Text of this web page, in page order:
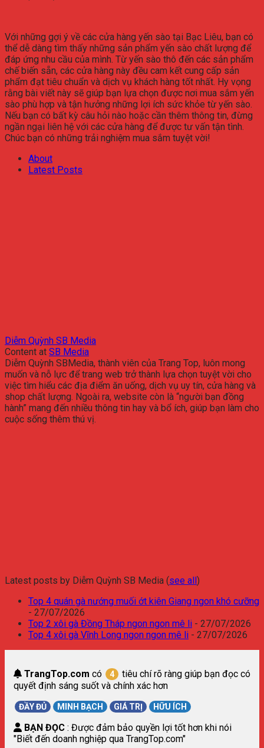
Với những gợi ý về các cửa hàng yến sào tại Bạc Liêu, bạn có
thể dễ dàng tìm thấy những sản phẩm yến sào chất lượng để
đáp ứng nhu cầu của mình. Từ yến sào thô đến các sản phẩm
chế biến sẵn, các cửa hàng này đều cam kết cung cấp sản
phẩm đạt tiêu chuẩn và dịch vụ khách hàng tốt nhất. Hy vọng
rằng bài viết này sẽ giúp bạn lựa chọn được nơi mua sắm yến
sào phù hợp và tận hưởng những lợi ích sức khỏe từ yến sào.
Nếu bạn có bất kỳ câu hỏi nào hoặc cần thêm thông tin, đừng
ngần ngại liên hệ với các cửa hàng để được tư vấn tận tình.
Chúc bạn có những trải nghiệm mua sắm tuyệt vời!
About
Latest Posts
Diễm Quỳnh SB Media
Content at SB Media
Diễm Quỳnh SBMedia, thành viên của Trang Top, luôn mong
muốn và nỗ lực để trang web trở thành lựa chọn tuyệt vời cho
việc tìm hiểu các địa điểm ăn uống, dịch vụ uy tín, cửa hàng và
shop chất lượng. Ngoài ra, website còn là “người bạn đồng
hành” mang đến nhiều thông tin hay và bổ ích, giúp bạn làm cho
cuộc sống thêm thú vị.
Latest posts by Diễm Quỳnh SB Media (see all)
Top 4 quán gà nướng muối ớt kiên Giang ngon khó cưỡng
- 27/07/2026
Top 2 xôi gà Đồng Tháp ngon ngon mê li - 27/07/2026
Top 4 xôi gà Vĩnh Long ngon ngon mê li - 27/07/2026
TrangTop.com có 4
tiêu chí rõ ràng giúp bạn đọc có
quyết định sáng suốt và chính xác hơn
ĐẦY ĐỦ MINH BẠCH GIÁ TRỊ HỮU ÍCH
BẠN ĐỌC : Được đảm bảo quyền lợi tốt hơn khi nói
"Biết đến doanh nghiệp qua TrangTop.com"